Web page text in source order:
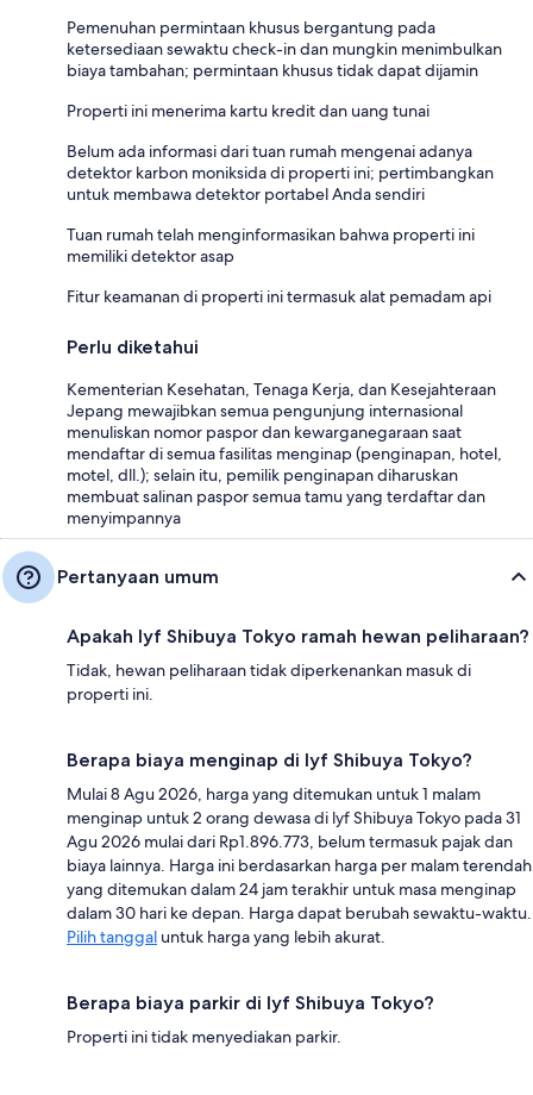
Pemenuhan permintaan khusus bergantung pada
ketersediaan sewaktu check-in dan mungkin menimbulkan
biaya tambahan; permintaan khusus tidak dapat dijamin
Properti ini menerima kartu kredit dan uang tunai
Belum ada informasi dari tuan rumah mengenai adanya
detektor karbon moniksida di properti ini; pertimbangkan
untuk membawa detektor portabel Anda sendiri
Tuan rumah telah menginformasikan bahwa properti ini
memiliki detektor asap
Fitur keamanan di properti ini termasuk alat pemadam api
Perlu diketahui
Kementerian Kesehatan, Tenaga Kerja, dan Kesejahteraan
Jepang mewajibkan semua pengunjung internasional
menuliskan nomor paspor dan kewarganegaraan saat
mendaftar di semua fasilitas menginap (penginapan, hotel,
motel, dll.); selain itu, pemilik penginapan diharuskan
membuat salinan paspor semua tamu yang terdaftar dan
menyimpannya
Pertanyaan umum
Apakah lyf Shibuya Tokyo ramah hewan peliharaan?
Tidak, hewan peliharaan tidak diperkenankan masuk di
properti ini.
Berapa biaya menginap di lyf Shibuya Tokyo?
Mulai 8 Agu 2026, harga yang ditemukan untuk 1 malam
menginap untuk 2 orang dewasa di lyf Shibuya Tokyo pada 31
Agu 2026 mulai dari Rp1.896.773, belum termasuk pajak dan
biaya lainnya. Harga ini berdasarkan harga per malam terendah
yang ditemukan dalam 24 jam terakhir untuk masa menginap
dalam 30 hari ke depan. Harga dapat berubah sewaktu-waktu.
Pilih tanggal untuk harga yang lebih akurat.
Berapa biaya parkir di lyf Shibuya Tokyo?
Properti ini tidak menyediakan parkir.